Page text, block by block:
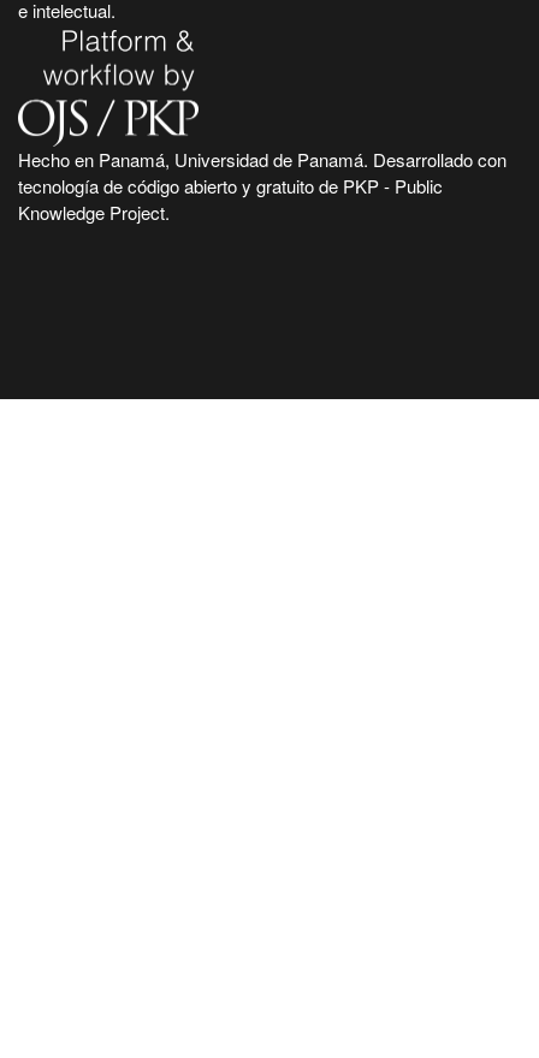
e intelectual.
Hecho en Panamá, Universidad de Panamá. Desarrollado con
tecnología de código abierto y gratuito de PKP - Public
Knowledge Project.